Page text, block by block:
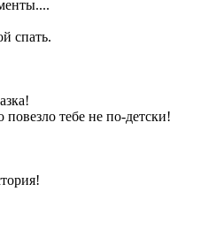
спать.
тебе не по-детски!